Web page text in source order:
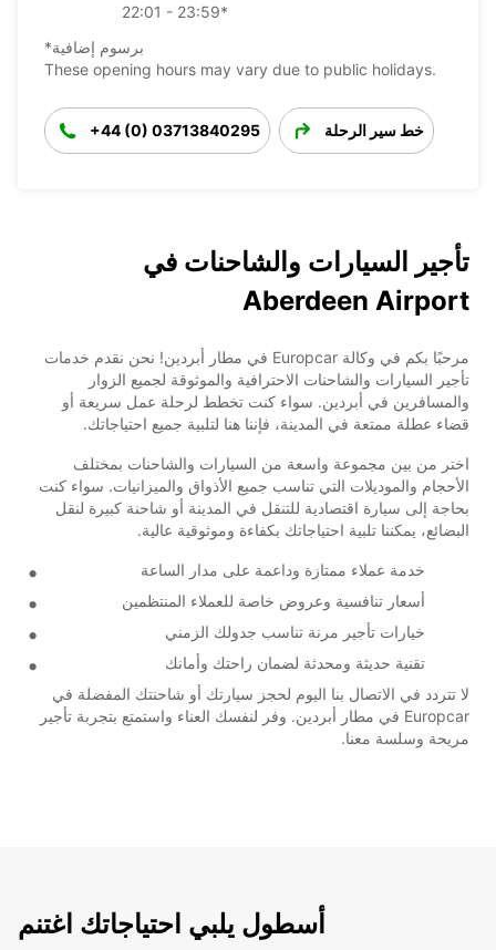
22:01 - 23:59*
*برسوم إضافية
These opening hours may vary due to public holidays.
+44 (0) 03713840295 خط سير الرحلة
تأجير السيارات والشاحنات في
Aberdeen Airport
مرحبًا بكم في وكالة Europcar في مطار أبردين! نحن نقدم خدمات
تأجير السيارات والشاحنات الاحترافية والموثوقة لجميع الزوار
والمسافرين في أبردين. سواء كنت تخطط لرحلة عمل سريعة أو
قضاء عطلة ممتعة في المدينة، فإننا هنا لتلبية جميع احتياجاتك.
اختر من بين مجموعة واسعة من السيارات والشاحنات بمختلف
الأحجام والموديلات التي تناسب جميع الأذواق والميزانيات. سواء كنت
بحاجة إلى سيارة اقتصادية للتنقل في المدينة أو شاحنة كبيرة لنقل
البضائع، يمكننا تلبية احتياجاتك بكفاءة وموثوقية عالية.
خدمة عملاء ممتازة وداعمة على مدار الساعة
أسعار تنافسية وعروض خاصة للعملاء المنتظمين
خيارات تأجير مرنة تناسب جدولك الزمني
تقنية حديثة ومحدثة لضمان راحتك وأمانك
لا تتردد في الاتصال بنا اليوم لحجز سيارتك أو شاحنتك المفضلة في
Europcar في مطار أبردين. وفر لنفسك العناء واستمتع بتجربة تأجير
مريحة وسلسة معنا.
أسطول يلبي احتياجاتك اغتنم